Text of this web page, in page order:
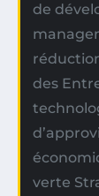
de
des
verte